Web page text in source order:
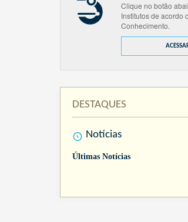
Clique no botão
Institutos de acordo
Conhecimento.
DESTAQUES
Notícias
Últimas Notícias